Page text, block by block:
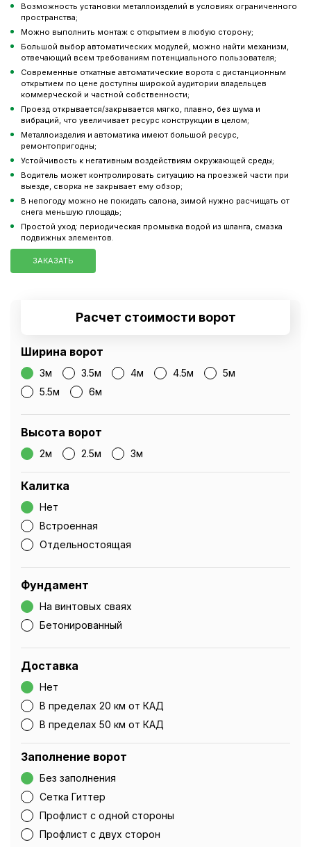
Возможность установки металлоизделий в условиях ограниченного
пространства;
Можно выполнить монтаж с открытием в любую сторону;
Большой выбор автоматических модулей, можно найти механизм,
отвечающий всем требованиям потенциального пользователя;
Современные откатные автоматические ворота с дистанционным
открытием по цене доступны широкой аудитории владельцев
коммерческой и частной собственности;
Проезд открывается/закрывается мягко, плавно, без шума и
вибраций, что увеличивает ресурс конструкции в целом;
Металлоизделия и автоматика имеют большой ресурс,
ремонтопригодны;
Устойчивость к негативным воздействиям окружающей среды;
Водитель может контролировать ситуацию на проезжей части при
выезде, сворка не закрывает ему обзор;
В непогоду можно не покидать салона, зимой нужно расчищать от
снега меньшую площадь;
Простой уход: периодическая промывка водой из шланга, смазка
подвижных элементов.
ЗАКАЗАТЬ
Расчет стоимости ворот
Ширина ворот
3м 3.5м 4м 4.5м
5м
5.5м
6м
Высота ворот
2м 2.5м 3м
Калитка
Нет
Встроенная
Отдельностоящая
Фундамент
На винтовых сваях
Бетонированный
Доставка
Нет
В пределах 20 км от КАД
В пределах 50 км от КАД
Заполнение ворот
Без заполнения
Сетка Гиттер
Профлист с одной стороны
Профлист с двух сторон